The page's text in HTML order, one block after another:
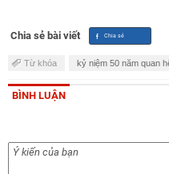
Chia sẻ bài viết
Từ khóa kỷ niệm 50 năm quan
BÌNH LUẬN